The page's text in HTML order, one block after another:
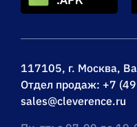
117105, г. Москва,
Отдел продаж: +7
sales@cleverence.ru